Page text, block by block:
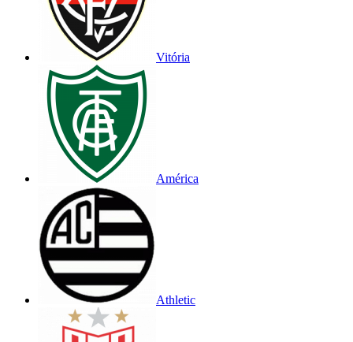
Vitória
América
Athletic